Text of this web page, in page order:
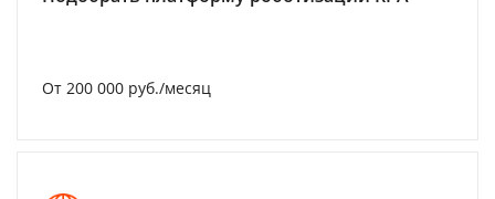
От 200 000 руб./месяц